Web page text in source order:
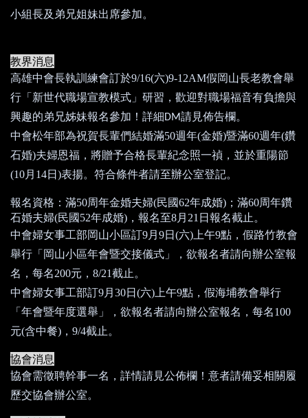
小組長及弟兄姐妹出席參加。
教界消息
高雄中會長執訓練會訂於9/16(六)9-12AM假岡山長老教會舉
行 「新世代職場宣教模式」研習，歡迎對職場福音有負擔與
興趣的弟兄姊妹報名參加！詳細DM請見佈告欄。
中會松年部為祝賀長輩們結婚滿50週年(金婚)暨滿60週年(鑽
石婚)夫婦恩福，將贈予合格長輩紀念照一禎，並於重陽節
(10月 14日 )表揚。符合條件者請至辦公室登記。
報名資格：滿50周年金婚夫婦(民國62年成婚) ；滿60周年鑽
石婚夫婦(民國52年成婚) ，報名至8月 21 日報名截止。
中會婦女事工部岡山小區訂9月 9日 (六) 上午9點，假路竹教會
舉行「岡山小區年會暨交接儀式」，欲報名者請向辦公室報
名，每名200元， 8/21截止。
中會婦女事工部訂9月 30日 (六) 上午9點，假海埔教會舉行
「年會暨年度選舉」，欲報名者請向辦公室報名，每名100
元(含中餐) ， 9/4截止。
協會消息
協會需徵聘幹事一名 ，詳情請見公佈欄！意者請備妥相關履
歷交協會辦公室。